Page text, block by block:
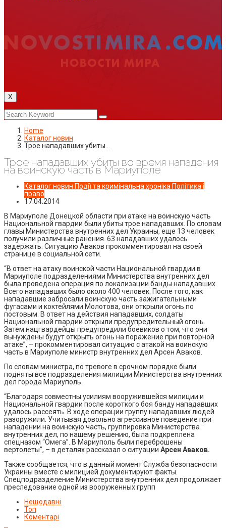
X
Home
Каталог новин
Трое нападавших убиты…
Трое нападавших убиты во время нападения
на воинскую часть в Мариуполе
Каталог новин Події та кримінальна хроніка Політика і
право
17.04.2014
В Мариуполе Донецкой области при атаке на воинскую часть
Национальной гвардии были убиты трое нападавших. По словам
главы Министерства внутренних дел Украины, еще 13 человек
получили различные ранения. 63 нападавших удалось
задержать. Ситуацию Аваков прокомментировал на своей
странице в социальной сети.
“В ответ на атаку воинской части Национальной гвардии в
Мариуполе подразделениями Министерства внутренних дел
была проведена операция по локализации банды нападавших.
Всего нападавших было около 400 человек. После того, как
нападавшие забросали воинскую часть зажигательными
фугасами и коктейлями Молотова, они открыли огонь по
постовым. В ответ на действия нападавших, солдаты
Национальной гвардии открыли предупредительный огонь.
Затем нацгвардейцы предупредили боевиков о том, что они
вынуждены будут открыть огонь на поражение при повторной
атаке”, – прокомментировал ситуацию с атакой на воинскую
часть в Мариуполе министр внутренних дел Арсен Аваков.
По словам министра, по тревоге в срочном порядке были
подняты все подразделения милиции Министерства внутренних
дел города Мариуполь.
“Благодаря совместны усилиям вооружившейся милиции и
Национальной гвардии после короткого боя банду нападавших
удалось рассеять. В ходе операции группу нападавших людей
разоружили. Учитывая довольно агрессивное поведение при
нападении на воинскую часть, группировка Министерства
внутренних дел, по нашему решению, была подкреплена
спецназом “Омега”. В Мариуполь были переброшены
вертолеты”, – в деталях рассказал о ситуации Арсен Аваков.
Также сообщается, что в данный момент Служба безопасности
Украины вместе с милицией документируют факты.
Спецподразделение Министерства внутренних дел продолжает
преследование одной из вооруженных групп
Нещодавні
Топ
Коментарі